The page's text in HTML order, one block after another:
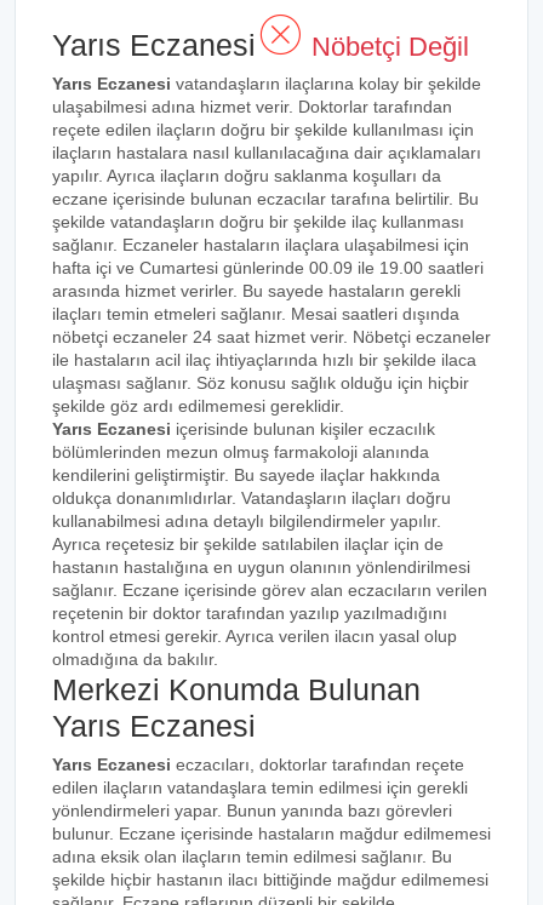
Yarıs Eczanesi Nöbetçi Değil
Yarıs Eczanesi vatandaşların ilaçlarına kolay bir şekilde
ulaşabilmesi adına hizmet verir. Doktorlar tarafından
reçete edilen ilaçların doğru bir şekilde kullanılması için
ilaçların hastalara nasıl kullanılacağına dair açıklamaları
yapılır. Ayrıca ilaçların doğru saklanma koşulları da
eczane içerisinde bulunan eczacılar tarafına belirtilir. Bu
şekilde vatandaşların doğru bir şekilde ilaç kullanması
sağlanır. Eczaneler hastaların ilaçlara ulaşabilmesi için
hafta içi ve Cumartesi günlerinde 00.09 ile 19.00 saatleri
arasında hizmet verirler. Bu sayede hastaların gerekli
ilaçları temin etmeleri sağlanır. Mesai saatleri dışında
nöbetçi eczaneler 24 saat hizmet verir. Nöbetçi eczaneler
ile hastaların acil ilaç ihtiyaçlarında hızlı bir şekilde ilaca
ulaşması sağlanır. Söz konusu sağlık olduğu için hiçbir
şekilde göz ardı edilmemesi gereklidir.
Yarıs Eczanesi içerisinde bulunan kişiler eczacılık
bölümlerinden mezun olmuş farmakoloji alanında
kendilerini geliştirmiştir. Bu sayede ilaçlar hakkında
oldukça donanımlıdırlar. Vatandaşların ilaçları doğru
kullanabilmesi adına detaylı bilgilendirmeler yapılır.
Ayrıca reçetesiz bir şekilde satılabilen ilaçlar için de
hastanın hastalığına en uygun olanının yönlendirilmesi
sağlanır. Eczane içerisinde görev alan eczacıların verilen
reçetenin bir doktor tarafından yazılıp yazılmadığını
kontrol etmesi gerekir. Ayrıca verilen ilacın yasal olup
olmadığına da bakılır.
Merkezi Konumda Bulunan
Yarıs Eczanesi
Yarıs Eczanesi eczacıları, doktorlar tarafından reçete
edilen ilaçların vatandaşlara temin edilmesi için gerekli
yönlendirmeleri yapar. Bunun yanında bazı görevleri
bulunur. Eczane içerisinde hastaların mağdur edilmemesi
adına eksik olan ilaçların temin edilmesi sağlanır. Bu
şekilde hiçbir hastanın ilacı bittiğinde mağdur edilmemesi